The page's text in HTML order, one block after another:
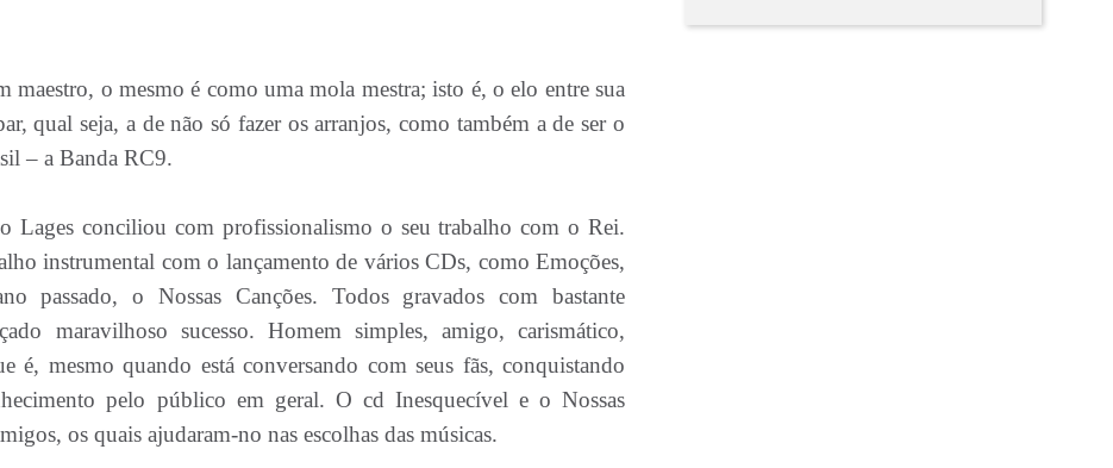
o mesmo é como uma mola mestra; isto é, o elo entre sua
qual seja, a de não só fazer os arranjos, como também a de ser o
– a Banda RC9.
Lages conciliou com profissionalismo o seu trabalho com o Rei.
instrumental com o lançamento de vários CDs, como Emoções,
passado, o Nossas Canções. Todos gravados com bastante
maravilhoso sucesso. Homem simples, amigo, carismático,
é, mesmo quando está conversando com seus fãs, conquistando
pelo público em geral. O cd Inesquecível e o Nossas
os quais ajudaram-no nas escolhas das músicas.